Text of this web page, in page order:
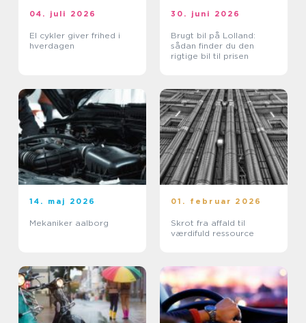
04. juli 2026
El cykler giver frihed i
hverdagen
30. juni 2026
Brugt bil på Lolland:
sådan finder du den
rigtige bil til prisen
14. maj 2026
Mekaniker aalborg
01. februar 2026
Skrot fra affald til
værdifuld ressource